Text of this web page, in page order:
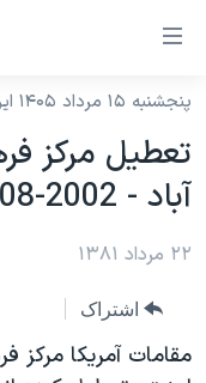
لینکهای
دسترسی
جهش
به
محتوای
اصلی
صفحه
اصلی
نسخه سبک
موضوع ها
ایران
آمریکا
جهان
برنامه های تلویزیونی
جدول برنامه ها
صفحه‌های ویژه
پنجشنبه ۱۵ مرداد ۱۴۰۵ ایران ۱۱:۳۹
تعطيل مرکز
آباد - 2002-08-13
۲۲ مرداد ۱۳۸۱
اشتراک
مقامات آمريکا مرکز